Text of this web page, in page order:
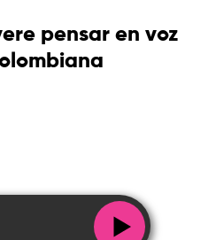
pensar en voz